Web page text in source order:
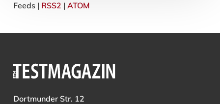
Fleisch-, Fisch- und Gemüsespeisen werden
Feeds | RSS2 | ATOM
Dortmunder Str. 12